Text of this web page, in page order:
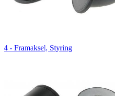
4 - Framaksel, Styring